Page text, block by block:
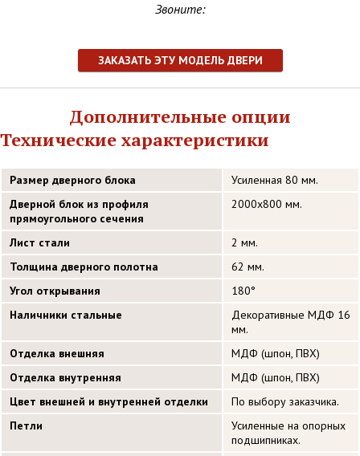
Звоните:
ЗАКАЗАТЬ ЭТУ МОДЕЛЬ ДВЕРИ
Дополнительные опции
Технические характеристики
Размер дверного блока
Усиленная 80 мм.
Дверной блок из профиля
прямоугольного сечения
2000х800 мм.
Лист стали
2 мм.
Толщина дверного полотна
62 мм.
Угол открывания
180°
Наличники стальные
Декоративные МДФ 16
мм.
Отделка внешняя
МДФ (шпон, ПВХ)
Отделка внутренняя
МДФ (шпон, ПВХ)
Цвет внешней и внутренней отделки
По выбору заказчика.
Петли
Усиленные на опорных
подшипниках.